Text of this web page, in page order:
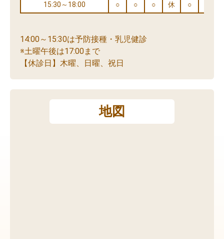
15:30～18:00 ○ ○ ○ 休 ○
14:00～15:30は予防接種・乳児健診
※土曜午後は17:00まで
【休診日】木曜、日曜、祝日
地図